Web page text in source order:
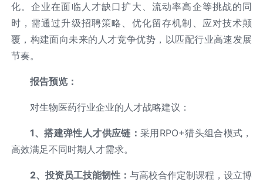
化。企业在面临人才缺口扩大、流动率高企等挑战的同
时，需通过升级招聘策略、优化留存机制、应对技术颠
覆，构建面向未来的人才竞争优势，以匹配行业高速发展
节奏。
报告预览：
对生物医药行业企业的人才战略建议：
1、搭建弹性人才供应链：采用RPO+猎头组合模式，
高效满足不同时期人才需求。
2、投资员工技能韧性： 与高校合作定制课程，设立博